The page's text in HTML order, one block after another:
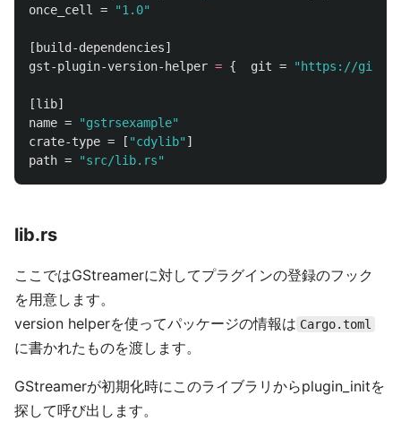
once_cell
= "1.0"
[build-dependencies]
gst-plugin-version-helper = { git = "https://
[lib]
name =
"gstrsexample"
crate-type = [ "cdylib" ]
path = "src/lib.rs"
lib.rs
ここではGStreamerに対してプラグインの登録のフック
を用意します。
version helperを使ってパッケージの情報は Cargo.toml
に書かれたものを渡します。
GStreamerが初期化時にこのライブラリからplugin_initを
探して呼び出します。